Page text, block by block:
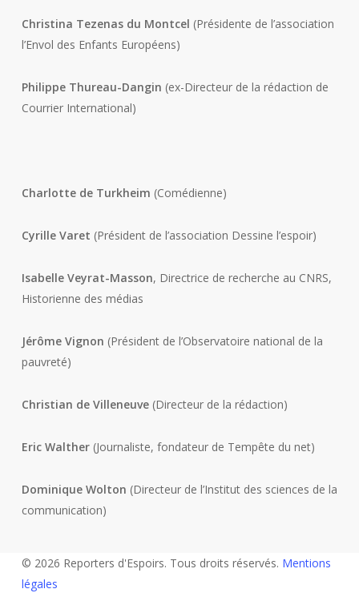
Christina Tezenas du Montcel (Présidente de l’association
l’Envol des Enfants Européens)
Philippe Thureau-Dangin (ex-Directeur de la rédaction de
Courrier International)
Charlotte de Turkheim (Comédienne)
Cyrille Varet (Président de l’association Dessine l’espoir)
Isabelle Veyrat-Masson, Directrice de recherche au CNRS,
Historienne des médias
Jérôme Vignon (Président de l’Observatoire national de la
pauvreté)
Christian de Villeneuve(Directeur de la rédaction)
Eric Walther (Journaliste, fondateur de Tempête du net)
Dominique Wolton (Directeur de l’Institut des sciences de la
communication)
© 2026 Reporters d'Espoirs. Tous droits réservés. Mentions
légales